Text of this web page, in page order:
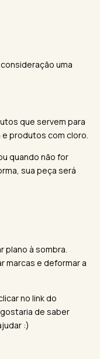
uma
que servem para
e produtos com cloro.
quando não for
sua peça será
plano à sombra.
marcas e deformar a
no link do
de saber
:)